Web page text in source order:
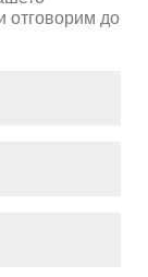
отговорим до